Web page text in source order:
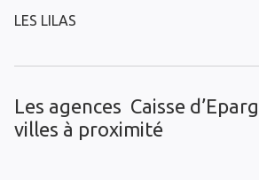
LES LILAS
Les agences Caisse
villes à proximité